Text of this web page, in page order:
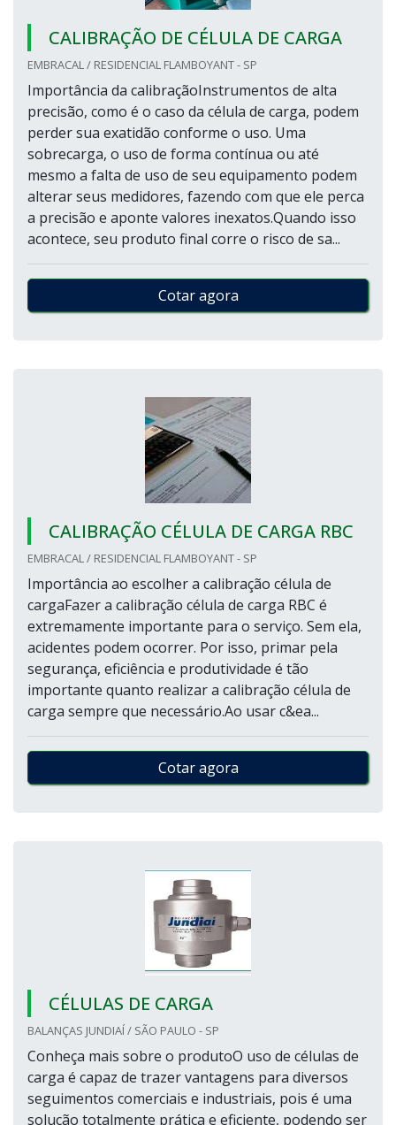
CALIBRAÇÃO DE CÉLULA DE CARGA
EMBRACAL / RESIDENCIAL FLAMBOYANT - SP
Importância da calibraçãoInstrumentos de alta
precisão, como é o caso da célula de carga, podem
perder sua exatidão conforme o uso. Uma
sobrecarga, o uso de forma contínua ou até
mesmo a falta de uso de seu equipamento podem
alterar seus medidores, fazendo com que ele perca
a precisão e aponte valores inexatos.Quando isso
acontece, seu produto final corre o risco de sa...
Cotar agora
CALIBRAÇÃO CÉLULA DE CARGA RBC
EMBRACAL / RESIDENCIAL FLAMBOYANT - SP
Importância ao escolher a calibração célula de
cargaFazer a calibração célula de carga RBC é
extremamente importante para o serviço. Sem ela,
acidentes podem ocorrer. Por isso, primar pela
segurança, eficiência e produtividade é tão
importante quanto realizar a calibração célula de
carga sempre que necessário.Ao usar c&ea...
Cotar agora
CÉLULAS DE CARGA
BALANÇAS JUNDIAÍ / SÃO PAULO - SP
Conheça mais sobre o produtoO uso de células de
carga é capaz de trazer vantagens para diversos
seguimentos comerciais e industriais, pois é uma
solução totalmente prática e eficiente, podendo ser